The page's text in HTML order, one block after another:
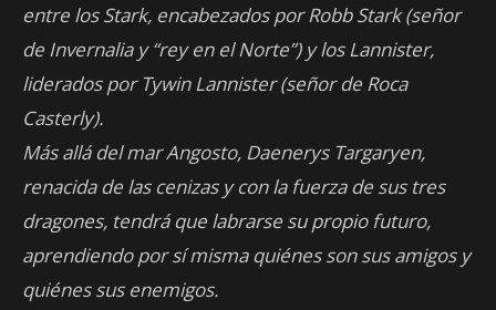
entre los Stark, encabezados por Robb Stark (señor
de Invernalia y “rey en el Norte”) y los Lannister,
liderados por Tywin Lannister (señor de Roca
Casterly).
Más allá del mar Angosto, Daenerys Targaryen,
renacida de las cenizas y con la fuerza de sus tres
dragones, tendrá que labrarse su propio futuro,
aprendiendo por sí misma quiénes son sus amigos y
quiénes sus enemigos.